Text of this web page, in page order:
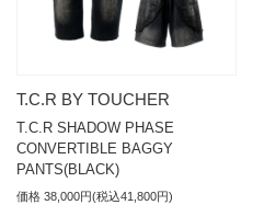
T.C.R BY TOUCHER
T.C.R SHADOW PHASE
CONVERTIBLE BAGGY
PANTS(BLACK)
価格 38,000円(税込41,800円)